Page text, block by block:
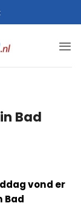
Bad
vond er
Bad